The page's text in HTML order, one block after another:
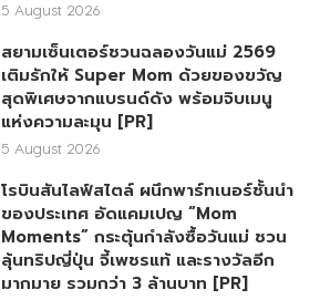
5 August 2026
สยามเซ็นเตอร์ชวนฉลองวันแม่ 2569
เติมรักให้ Super Mom ด้วยของขวัญ
สุดพิเศษจากแบรนด์ดัง พร้อมจิบเมนู
แห่งความละมุน [PR]
5 August 2026
โรบินสันไลฟ์สไตล์ ผนึกพาร์ทเนอร์ชั้นนำ
ของประเทศ อัดแคมเปญ “Mom
Moments” กระตุ้นกำลังซื้อวันแม่ ชวน
ลุ้นทริปญี่ปุ่น จี้เพชรแท้ และรางวัลอีก
มากมาย รวมกว่า 3 ล้านบาท [PR]